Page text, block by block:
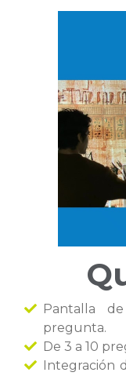
Pantalla
pregunta.
De 3 a 10
Integración